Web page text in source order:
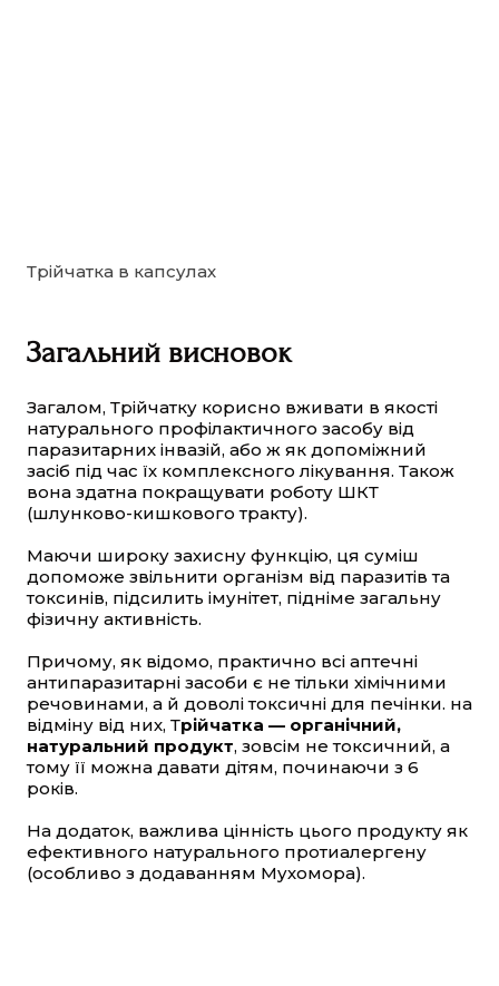
Трійчатка в капсулах
Загальний висновок
Загалом, Трійчатку корисно вживати в якості
натурального профілактичного засобу від
паразитарних інвазій, або ж як допоміжний
засіб під час їх комплексного лікування. Також
вона здатна покращувати роботу ШКТ
(шлунково-кишкового тракту).
Маючи широку захисну функцію, ця суміш
допоможе звільнити організм від паразитів та
токсинів, підсилить імунітет, підніме загальну
фізичну активність.
Причому, як відомо, практично всі аптечні
антипаразитарні засоби є не тільки хімічними
речовинами, а й доволі токсичні для печінки. на
відміну від них, Трійчатка — органічний,
натуральний продукт, зовсім не токсичний, а
тому її можна давати дітям, починаючи з 6
років.
На додаток, важлива цінність цього продукту як
ефективного натурального протиалергену
(особливо з додаванням Мухомора).